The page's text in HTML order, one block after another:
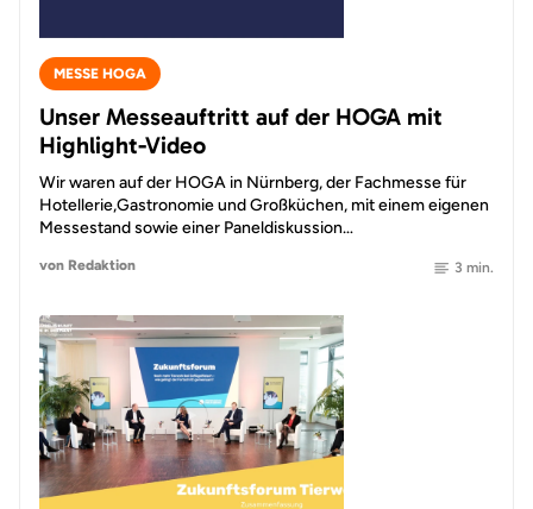
MESSE HOGA
Unser Messeauftritt auf der HOGA mit
Highlight-Video
Wir waren auf der HOGA in Nürnberg, der Fachmesse für
Hotellerie,Gastronomie und Großküchen, mit einem eigenen
Messestand sowie einer Paneldiskussion…
von Redaktion 3 min.